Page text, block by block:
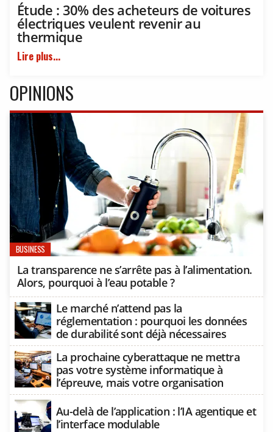
Étude : 30% des acheteurs de voitures
électriques veulent revenir au
thermique
Lire plus...
OPINIONS
BUSINESS
La transparence ne s’arrête pas à l’alimentation.
Alors, pourquoi à l’eau potable ?
Le marché n’attend pas la
réglementation : pourquoi les données
de durabilité sont déjà nécessaires
La prochaine cyberattaque ne mettra
pas votre système informatique à
l’épreuve, mais votre organisation
Au-delà de l’application : l’IA agentique et
l’interface modulable